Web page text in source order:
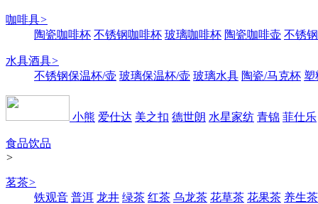
咖啡具>
陶瓷咖啡杯 不锈钢咖啡杯 玻璃咖啡杯 陶瓷咖啡壶 不锈
水具酒具>
不锈钢保温杯/壶 玻璃保温杯/壶 玻璃水具 陶瓷/马克杯 塑
小熊 爱仕达 美之扣 德世朗 水星家纺 青锦 菲仕乐
食品饮品
>
茗茶>
铁观音 普洱 龙井 绿茶 红茶 乌龙茶 花草茶 花果茶 养生茶